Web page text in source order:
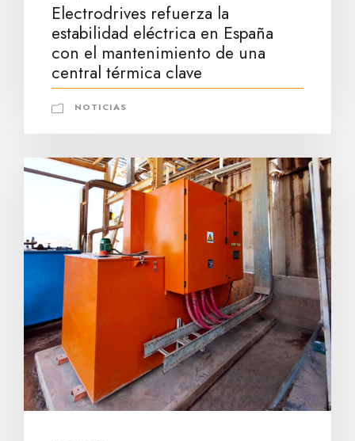
Electrodrives refuerza la
estabilidad eléctrica en España
con el mantenimiento de una
central térmica clave
NOTICIAS